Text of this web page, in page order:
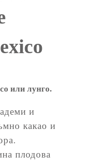
или лунго.
и
какао и
плодова